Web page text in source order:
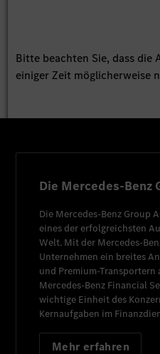
Bitte beachten Sie, dass die
einiger Zeit möglicherweise
Die Mercedes-Benz
Die Mercedes-Benz Group
eines der erfolgreichsten
Welt. Mit der Mercedes-
Unternehmen ein breites
und Premium-Transportern
Mercedes-Benz Financial
wichtige Einheit des
Kernaufgaben im
Mehr erfahren